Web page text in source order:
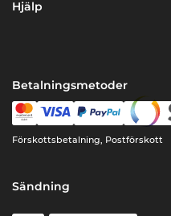
Hjälp
Betalningsmetoder
Förskottsbetalning, Postförskott
Sändning